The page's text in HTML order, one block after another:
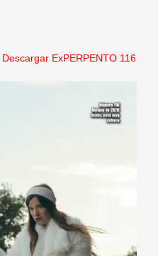
Descargar ExPERPENTO 116